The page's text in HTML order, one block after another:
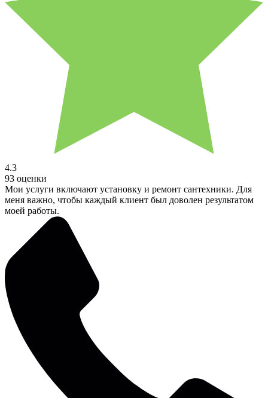
4.3
93 оценки
Мои услуги включают установку и ремонт сантехники. Для
меня важно, чтобы каждый клиент был доволен результатом
моей работы.